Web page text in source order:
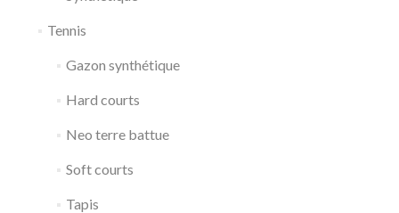
Tennis
Gazon synthétique
Hard courts
Neo terre battue
Soft courts
Tapis